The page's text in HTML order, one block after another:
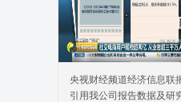
央视财经频道经济信息联
引用我公司报告数据及研